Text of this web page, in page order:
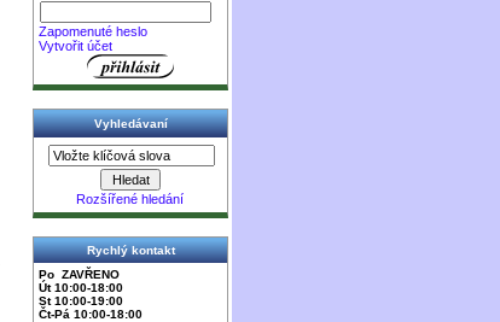
Zapomenuté heslo
Vytvořit účet
Vyhledávaní
Rozšířené hledání
Rychlý kontakt
Po ZAVŘENO
Út 10:00-18:00
St 10:00-19:00
Čt-Pá 10:00-18:00